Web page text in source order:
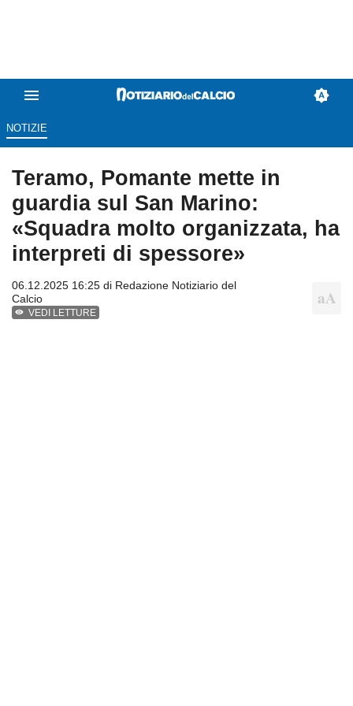
NOTIZIE
Teramo, Pomante mette in
guardia sul San Marino:
«Squadra molto organizzata, ha
interpreti di spessore»
06.12.2025 16:25 di Redazione Notiziario del
Calcio
VEDI LETTURE